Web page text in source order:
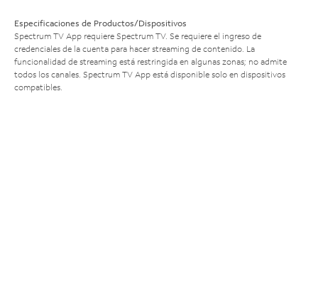
Especificaciones de Productos/Dispositivos
Spectrum TV App requiere Spectrum TV. Se requiere el ingreso de
credenciales de la cuenta para hacer streaming de contenido. La
funcionalidad de streaming está restringida en algunas zonas; no admite
todos los canales. Spectrum TV App está disponible solo en dispositivos
compatibles.